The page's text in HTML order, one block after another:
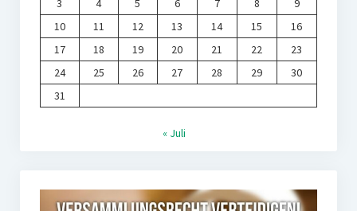
3
4 5 6 7 8
9
10
11 12 13 14 15
16
17
18 19 20 21 22
23
24
25 26 27 28 29
30
31
« Juli